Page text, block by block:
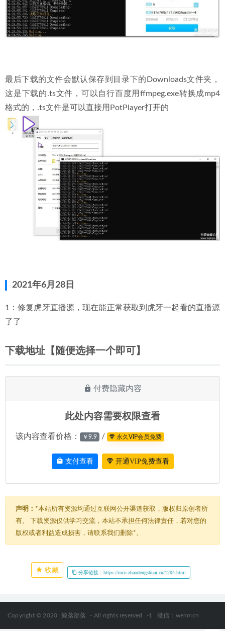
最后下载的文件会默认保存到目录下的Downloads文件夹，
这是下载的.ts文件，可以自行百度用ffmpeg.exe转换成mp4
格式的，.ts文件是可以直接用PotPlayer打开的
2021年6月28日
1：修复虎牙直播源，现在能正常获取到虎牙一起看的直播源
了了
下载地址【随便选择一个即可】
付费隐藏内容
此处内容需要权限查看
该内容查看价格： ￥9.9 / 永久VIP会员免费
支付查看 开通VIP免费查看
声明： *本站所有资源均通过互联网公开渠道获取，版权归原创者所
有。 下载资源仅供学习交流，本站不承担任何法律责任，若对您的
版权或者利益造成损害，请联系我们删除*。
收藏 分享链接：https://mcn.zhaodengshuai.cn/1204.html
Copyright © 2020 鲸落部落 - All rights reserved -1 微信：wenmcn